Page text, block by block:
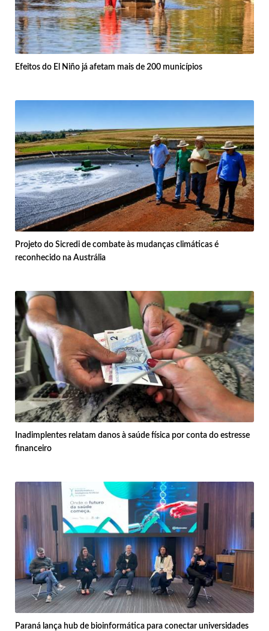
Efeitos do El Niño já afetam mais de 200 municípios
Projeto do Sicredi de combate às mudanças climáticas é
reconhecido na Austrália
Inadimplentes relatam danos à saúde física por conta do estresse
financeiro
Paraná lança hub de bioinformática para conectar universidades